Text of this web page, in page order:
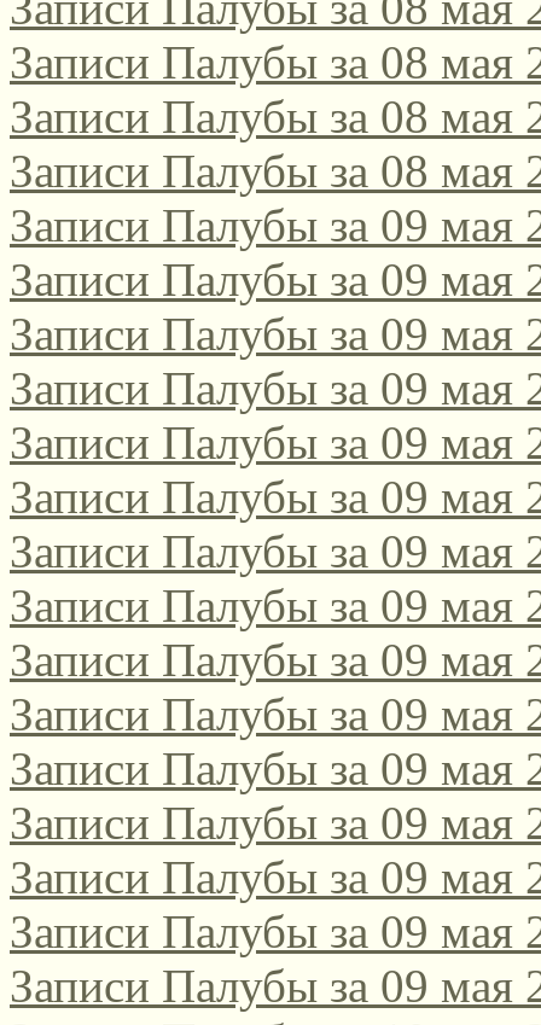
Записи Палубы за 08 мая
Записи Палубы за 08 мая
Записи Палубы за 08 мая
Записи Палубы за 09 мая
Записи Палубы за 09 мая
Записи Палубы за 09 мая
Записи Палубы за 09 мая
Записи Палубы за 09 мая
Записи Палубы за 09 мая
Записи Палубы за 09 мая
Записи Палубы за 09 мая
Записи Палубы за 09 мая
Записи Палубы за 09 мая
Записи Палубы за 09 мая
Записи Палубы за 09 мая
Записи Палубы за 09 мая
Записи Палубы за 09 мая
Записи Палубы за 09 мая